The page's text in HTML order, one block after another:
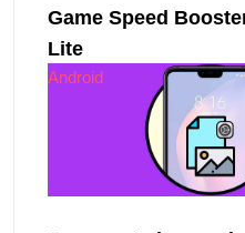
Game Speed
Lite
Android